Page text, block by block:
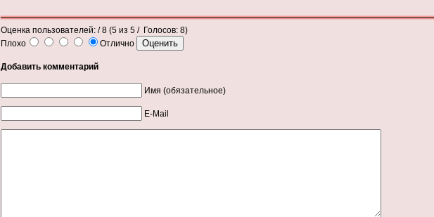
Оценка пользователей: / 8 (5 из 5 / Голосов: 8)
Плохо
Отлично
Добавить комментарий
Имя (обязательное)
E-Mail